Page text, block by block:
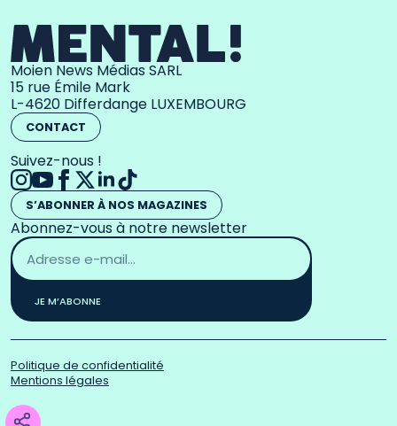
Moien News Médias SARL
15 rue Émile Mark
L-4620 Differdange LUXEMBOURG
CONTACT
Suivez-nous !
S’ABONNER À NOS MAGAZINES
Abonnez-vous à notre newsletter
Adresse
email
*
JE M’ABONNE
Politique de confidentialité
Mentions légales